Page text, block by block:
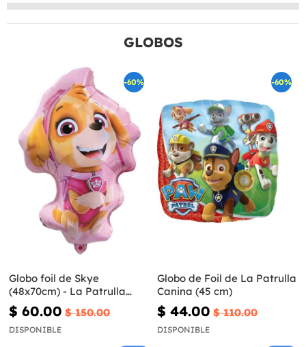
GLOBOS
-60%
Globo foil de Skye
(48x70cm) - La Patrulla
Canina
$ 60.00 $ 150.00
DISPONIBLE
-60%
Globo de Foil de La Patrulla
Canina (45 cm)
$ 44.00 $ 110.00
DISPONIBLE